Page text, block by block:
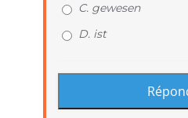
C. gewesen
D. ist